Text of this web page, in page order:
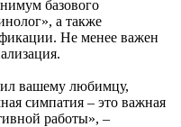
базового
а также
Не менее важен
вашему любимцу,
симпатия – это важная
работы», –